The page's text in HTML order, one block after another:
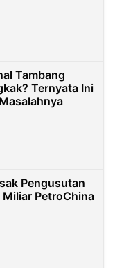
Rp2,58
Tambang
Ternyata Ini
Pengusutan
Miliar PetroChina